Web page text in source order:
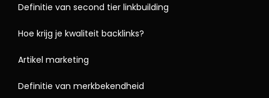
Definitie van second tier linkbuilding
Hoe krijg je kwaliteit backlinks?
Artikel marketing
Definitie van merkbekendheid